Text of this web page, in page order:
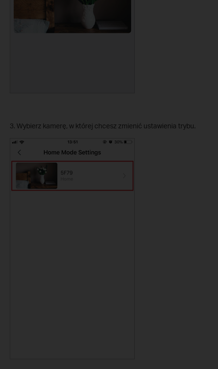
3. Wybierz kamerę, w której chcesz zmienić ustawienia trybu.